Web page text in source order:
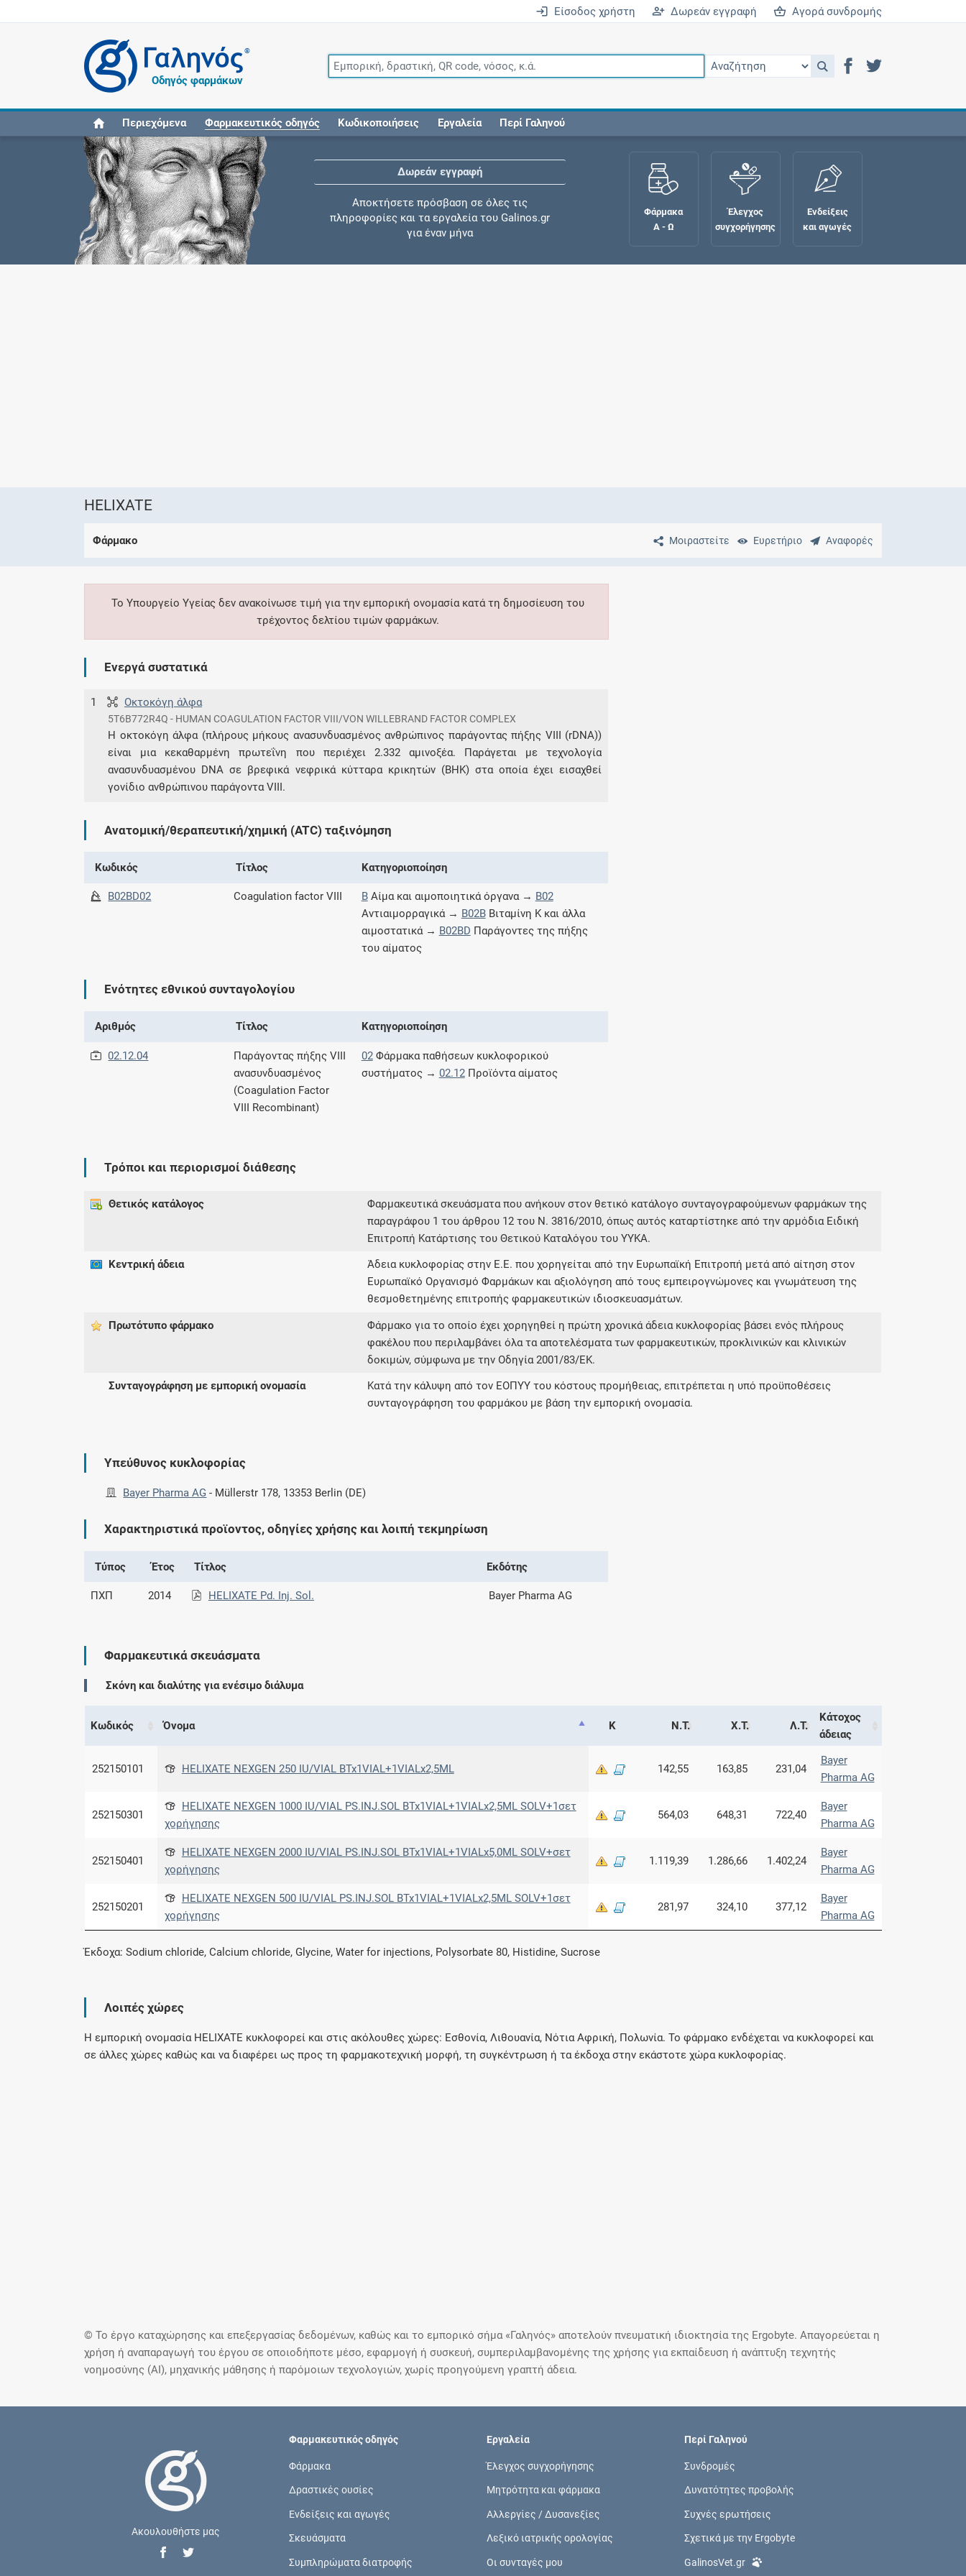
Είσοδος χρήστη Δωρεάν εγγραφή Αγορά συνδρομής
®
Οδηγός φαρμάκων
Περιεχόμενα Φαρμακευτικός οδηγός Κωδικοποιήσεις Εργαλεία Περί Γαληνού
Δωρεάν εγγραφή
Αποκτήσετε πρόσβαση σε όλες τις
πληροφορίες και τα εργαλεία του Galinos.gr
για έναν μήνα
ενός φαρμάκου κατά τη διάρκεια της
εγκυμοσύνης ή του θηλασμού
Μάθετε περισσότερα για τα οφέλη και τις
επιπλέον παροχές των συνδρομητικών
προγραμμάτων
Ενδείξεις και αγωγές
νόσους, συμπτώματα και ιατρικές πράξεις
Γνωρίζατε ότι...
Φάρμακα
Α - Ω
Έλεγχος
συγχορήγησης
Ενδείξεις
και αγωγές
HELIXATE
Μοιραστείτε Ευρετήριο Αναφορές
Φάρμακο
Το Υπουργείο Υγείας δεν ανακοίνωσε τιμή για την εμπορική ονομασία κατά τη δημοσίευση του
τρέχοντος δελτίου τιμών φαρμάκων.
Ενεργά συστατικά
1 Οκτοκόγη άλφα
5T6B772R4Q - HUMAN COAGULATION FACTOR VIII/VON WILLEBRAND FACTOR COMPLEX
Η οκτοκόγη άλφα (πλήρους μήκους ανασυνδυασμένος ανθρώπινος παράγοντας πήξης VIII (rDNA))
είναι μια κεκαθαρμένη πρωτεΐνη που περιέχει 2.332 αμινοξέα. Παράγεται με τεχνολογία
ανασυνδυασμένου DNA σε βρεφικά νεφρικά κύτταρα κρικητών (BHK) στα οποία έχει εισαχθεί
γονίδιο ανθρώπινου παράγοντα VIII.
Ανατομική/θεραπευτική/χημική (ATC) ταξινόμηση
Κωδικός Τίτλος Κατηγοριοποίηση
B02BD02 Coagulation factor VIII BΑίμα και αιμοποιητικά όργανα → B02
Αντιαιμορραγικά → B02BΒιταμίνη K και άλλα
αιμοστατικά → B02BD Παράγοντες της πήξης
του αίματος
Ενότητες εθνικού συνταγολογίου
Αριθμός Τίτλος Κατηγοριοποίηση
02.12.04
Παράγοντας πήξης VIII
ανασυνδυασμένος
(Coagulation Factor
VIII Recombinant)
02Φάρμακα παθήσεων κυκλοφορικού
συστήματος → 02.12Προϊόντα αίματος
Τρόποι και περιορισμοί διάθεσης
Θετικός κατάλογος
Φαρμακευτικά σκευάσματα που ανήκουν στον θετικό κατάλογο συνταγογραφούμενων φαρμάκων της
παραγράφου 1 του άρθρου 12 του Ν. 3816/2010, όπως αυτός καταρτίστηκε από την αρμόδια Ειδική
Επιτροπή Κατάρτισης του Θετικού Καταλόγου του ΥΥΚΑ.
Κεντρική άδεια
Άδεια κυκλοφορίας στην Ε.Ε. που χορηγείται από την Ευρωπαϊκή Επιτροπή μετά από αίτηση στον
Ευρωπαϊκό Οργανισμό Φαρμάκων και αξιολόγηση από τους εμπειρογνώμονες και γνωμάτευση της
θεσμοθετημένης επιτροπής φαρμακευτικών ιδιοσκευασμάτων.
Πρωτότυπο φάρμακo
Φάρμακο για το οποίο έχει χορηγηθεί η πρώτη χρονικά άδεια κυκλοφορίας βάσει ενός πλήρους
φακέλου που περιλαμβάνει όλα τα αποτελέσματα των φαρμακευτικών, προκλινικών και κλινικών
δοκιμών, σύμφωνα με την Οδηγία 2001/83/ΕΚ.
Συνταγογράφηση με εμπορική ονομασία
Κατά την κάλυψη από τον ΕΟΠΥΥ του κόστους προμήθειας, επιτρέπεται η υπό προϋποθέσεις
συνταγογράφηση του φαρμάκου με βάση την εμπορική ονομασία.
Υπεύθυνος κυκλοφορίας
Bayer Pharma AG - Müllerstr 178, 13353 Berlin (DE)
Χαρακτηριστικά προϊοντος, οδηγίες χρήσης και λοιπή τεκμηρίωση
Τύπος Έτος Τίτλος Εκδότης
ΠΧΠ 2014 HELIXATE Pd. Inj. Sol. Bayer Pharma AG
Φαρμακευτικά σκευάσματα
Σκόνη και διαλύτης για ενέσιμο διάλυμα
Κωδικός Όνομα Κ Ν.Τ. Χ.Τ. Λ.Τ.
Κάτοχος
άδειας
252150101 HELIXATE NEXGEN 250 IU/VIAL BTx1VIAL+1VIALx2,5ML 142,55 163,85 231,04
Bayer
Pharma AG
252150301
HELIXATE NEXGEN 1000 IU/VIAL PS.INJ.SOL BTx1VIAL+1VIALx2,5ML SOLV+1σετ
χορήγησης
564,03 648,31 722,40
Bayer
Pharma AG
252150401
HELIXATE NEXGEN 2000 IU/VIAL PS.INJ.SOL BTx1VIAL+1VIALx5,0ML SOLV+σετ
χορήγησης
1.119,39 1.286,66 1.402,24
Bayer
Pharma AG
252150201
HELIXATE NEXGEN 500 IU/VIAL PS.INJ.SOL BTx1VIAL+1VIALx2,5ML SOLV+1σετ
χορήγησης
281,97 324,10 377,12
Bayer
Pharma AG
Έκδοχα: Sodium chloride, Calcium chloride, Glycine, Water for injections, Polysorbate 80, Histidine, Sucrose
Λοιπές χώρες
Η εμπορική ονομασία HELIXATE κυκλοφορεί και στις ακόλουθες χώρες: Εσθονία, Λιθουανία, Νότια Αφρική, Πολωνία. Το φάρμακο ενδέχεται να κυκλοφορεί και
σε άλλες χώρες καθώς και να διαφέρει ως προς τη φαρμακοτεχνική μορφή, τη συγκέντρωση ή τα έκδοχα στην εκάστοτε χώρα κυκλοφορίας.
© Το έργο καταχώρησης και επεξεργασίας δεδομένων, καθώς και το εμπορικό σήμα «Γαληνός» αποτελούν πνευματική ιδιοκτησία της Ergobyte. Απαγορεύεται η
χρήση ή αναπαραγωγή του έργου σε οποιοδήποτε μέσο, εφαρμογή ή συσκευή, συμπεριλαμβανομένης της χρήσης για εκπαίδευση ή ανάπτυξη τεχνητής
νοημοσύνης (AI), μηχανικής μάθησης ή παρόμοιων τεχνολογιών, χωρίς προηγούμενη γραπτή άδεια.
Ακουλουθήστε μας
Φαρμακευτικός οδηγός
Φάρμακα
Δραστικές ουσίες
Ενδείξεις και αγωγές
Σκευάσματα
Συμπληρώματα διατροφής
Εργαλεία
Έλεγχος συγχορήγησης
Μητρότητα και φάρμακα
Αλλεργίες / Δυσανεξίες
Λεξικό ιατρικής ορολογίας
Οι συνταγές μου
Περί Γαληνού
Συνδρομές
Δυνατότητες προβολής
Συχνές ερωτήσεις
Σχετικά με την Ergobyte
GalinosVet.gr